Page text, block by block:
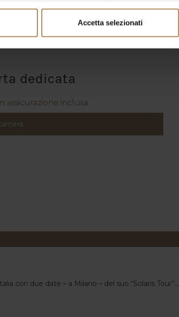
Accetta selezionati
dedicata
assicurazione inclusa
con due date – a Milano – del suo “Solaris Tour”...